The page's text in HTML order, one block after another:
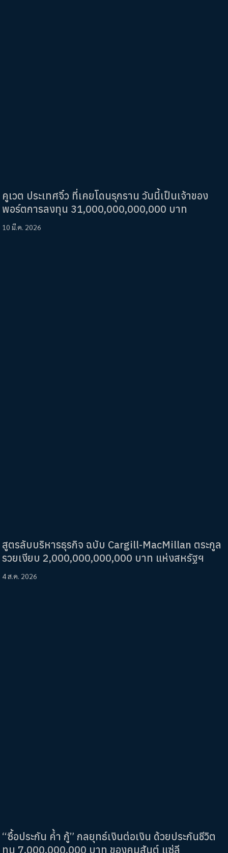
คูเวต ประเทศจิ๋ว ที่เคยโดนรุกราน วันนี้เป็นเจ้าของ
พอร์ตการลงทุน 31,000,000,000,000 บาท
10 มี.ค. 2026
สูตรลับบริหารธุรกิจ ฉบับ Cargill-MacMillan ตระกูล
รวยเงียบ 2,000,000,000,000 บาท แห่งสหรัฐฯ
4 ส.ค. 2026
“ซื้อประกัน ค้ำ กู้” กลยุทธ์เงินต่อเงิน ด้วยประกันชีวิต
ทุน 7,000,000,000 บาท ของคมสันต์ แซ่ลี